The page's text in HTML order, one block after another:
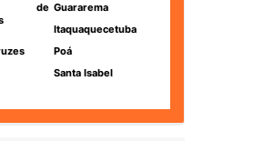
de Guararema
Itaquaquecetuba
Poá
Santa Isabel